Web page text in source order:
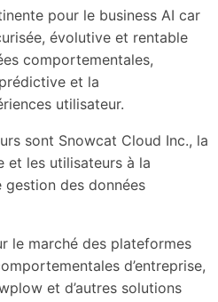
pour le business AI car
évolutive et rentable
comportementales,
et la
utilisateur.
sont Snowcat Cloud Inc., la
et les utilisateurs à la
des données
le marché des plateformes
d’entreprise,
et d’autres solutions